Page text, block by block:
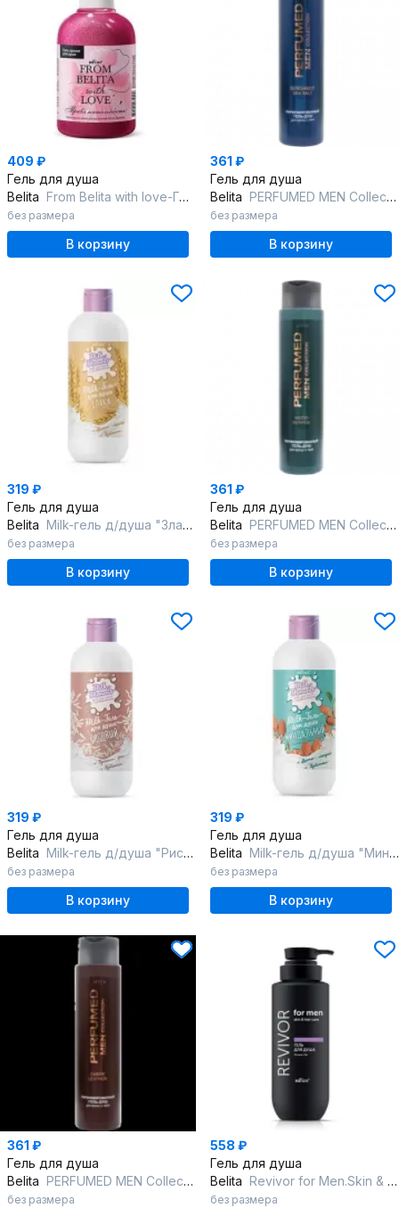
409 ₽
Гель для душа
Belita From Belita with love-Гель-аромат д/душа "Привлекательность"
без размера
В корзину
361 ₽
Гель для душа
Belita PERFUMED MEN Collection BERGAMOT SEA SALT Парфюмированный гель-душ для
без размера
В корзину
319 ₽
Гель для душа
Belita Мilk-гель д/душа "Злаки"Milk moments.Гели для душа с пробиотиками
без размера
В корзину
361 ₽
Гель для душа
Belita PERFUMED MEN Collection WOOD PEPPER Парфюмированный гель-душ для волос
без размера
В корзину
319 ₽
Гель для душа
Belita Мilk-гель д/душа "Рисовый"Milk moments.Гели для душа с пробиотиками
без размера
В корзину
319 ₽
Гель для душа
Belita Мilk-гель д/душа "Миндальный"Milk moments.Гели для душа с пробиотиками
без размера
В корзину
361 ₽
Гель для душа
Belita PERFUMED MEN Collection OMBRE LEATHER Парфюмированный гель-душ для вол
без размера
558 ₽
Гель для душа
Belita Revivor for Men.Skin & Hair Care-Гель для душа
без размера